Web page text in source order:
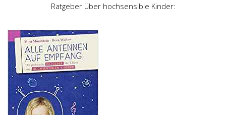
Ratgeber über hochsensible Kinder: